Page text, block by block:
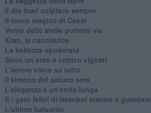
Il dio Inari colpisce sempre
Il tocco magico di César
Vento delle stelle portami via
Kran, la cacciatrice
La bellezza spudorata
Sono un eroe e coltivo vigneti
L'amore vince su tutto
Il kimono del sabato sera
L'eleganza è un'onda lunga
E i gatti felici di Istanbul stanno a guardare
L'ultimo baluardo